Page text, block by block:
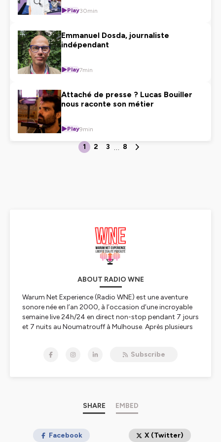
Play30min
Emmanuel Dosda, journaliste
indépendant
Play7min
Attaché de presse ? Lucas Bouiller
nous raconte son métier
Play9min
1 2 3 8
ABOUT RADIO WNE
Warum Net Experience (Radio WNE) est une aventure
sonore née en l’an 2000, à l’occasion d’une incroyable
semaine live 24h/24 en direct non-stop pendant 7 jours
et 7 nuits au Noumatrouff à Mulhouse. Après plusieurs
aux médias, à l'information, au numérique et à l'IA, les
citoyens ou décalés pour refaire le monde – et
réinventer Mulhouse capitale du monde ;-)
Tous nos lienslinktr.ee/radiowne.eu
Subscribe
SHARE EMBED
Facebook X (Twitter)